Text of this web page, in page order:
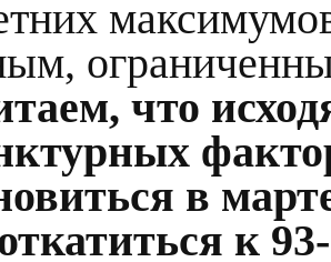
что
в
к